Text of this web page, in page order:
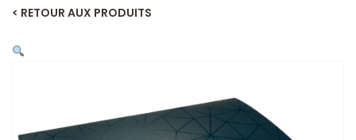
< RETOUR AUX PRODUITS